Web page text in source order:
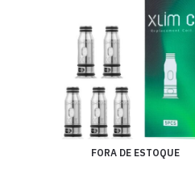
FORA DE ESTOQUE